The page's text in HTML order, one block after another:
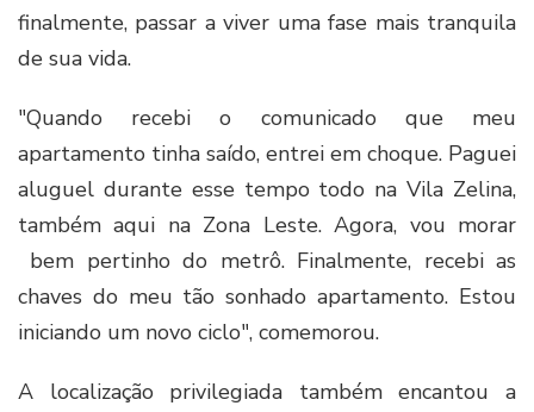
finalmente, passar a viver uma fase mais tranquila
de sua vida.
"Quando recebi o comunicado que meu
apartamento tinha saído, entrei em choque. Paguei
aluguel durante esse tempo todo na Vila Zelina,
também aqui na Zona Leste. Agora, vou morar
bem pertinho do metrô. Finalmente, recebi as
chaves do meu tão sonhado apartamento. Estou
iniciando um novo ciclo", comemorou.
A localização privilegiada também encantou a